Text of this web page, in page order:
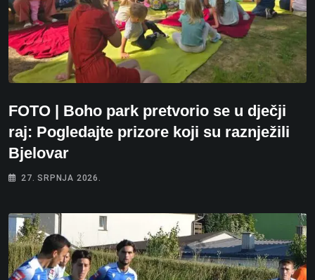
FOTO | Boho park pretvorio se u dječji
raj: Pogledajte prizore koji su raznježili
Bjelovar
27. SRPNJA 2026.